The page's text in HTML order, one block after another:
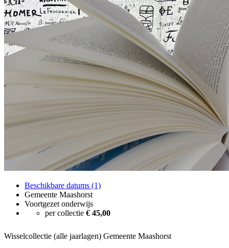
Beschikbare datums (1)
Gemeente Maashorst
Voortgezet onderwijs
per collectie € 45,00
Wisselcollectie (alle jaarlagen) Gemeente Maashorst